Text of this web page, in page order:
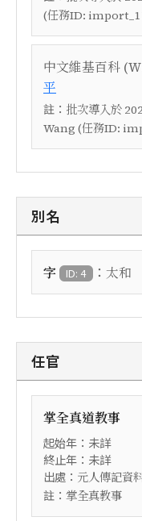
(任務ID:
中文維基百科
平
註： 批次導入於
Wang (任務ID:
別名
字 ID: 4 ： 太和
任官
掌全真道教事
起始年：未詳
終止年：未詳
出處： 元人傳記資
註： 掌全真教事